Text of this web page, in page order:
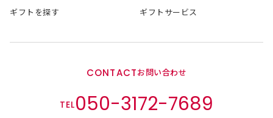
ギフトを探す ギフトサービス
CONTACTお問い合わせ
TEL050-3172-7689